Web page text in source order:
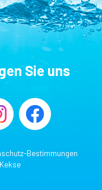
Sie uns
Bestimmungen